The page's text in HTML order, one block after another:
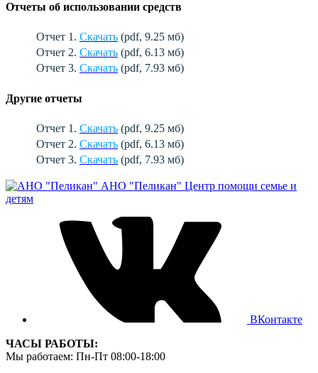
Отчеты об использовании средств
Отчет 1. Скачать (pdf, 9.25 мб)
Отчет 2. Скачать (pdf, 6.13 мб)
Отчет 3. Скачать (pdf, 7.93 мб)
Другие отчеты
Отчет 1. Скачать (pdf, 9.25 мб)
Отчет 2. Скачать (pdf, 6.13 мб)
Отчет 3. Скачать (pdf, 7.93 мб)
АНО "Пеликан" Центр помощи семье и
детям
ВКонтакте
ЧАСЫ РАБОТЫ:
Мы работаем: Пн-Пт 08:00-18:00